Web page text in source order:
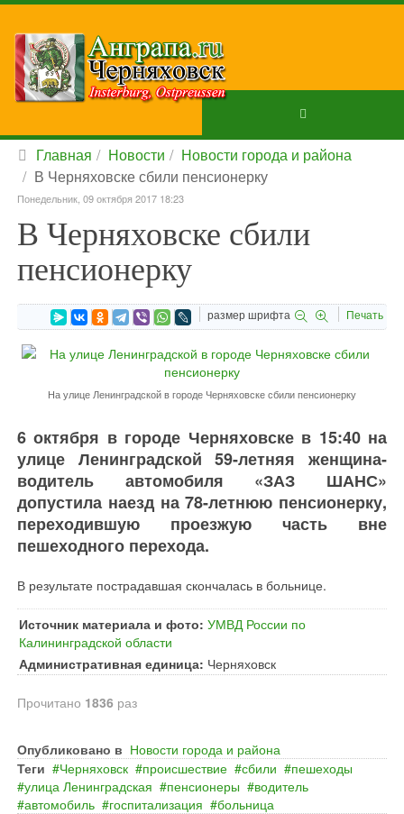
Главная Новости
Новости города и района
В Черняховске сбили пенсионерку
Понедельник, 09 октября 2017 18:23
В Черняховске сбили
пенсионерку
размер шрифта Печать
На улице Ленинградской в городе Черняховске сбили пенсионерку
6 октября в городе Черняховске в 15:40 на
улице Ленинградской 59-летняя женщина-
водитель автомобиля «ЗАЗ ШАНС»
допустила наезд на 78-летнюю пенсионерку,
переходившую проезжую часть вне
пешеходного перехода.
В результате пострадавшая скончалась в больнице.
Источник материала и фото: УМВД России по
Калининградской области
Административная единица: Черняховск
Прочитано 1836 раз
Опубликовано в Новости города и района
Теги
Черняховск происшествие сбили
пешеходы
улица Ленинградская
пенсионеры
водитель
автомобиль
госпитализация больница